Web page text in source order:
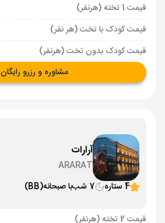
قیمت 1 تخته (هرنفر)
قیمت کودک با تخت (هر نفر)
قیمت کودک بدون تخت (هرنفر)
مشاوره و رزرو رایگان
آرارات
ARARAT
4 ستاره
7 شب با صبحانه(BB)
قیمت 2 تخته (هرنفر)